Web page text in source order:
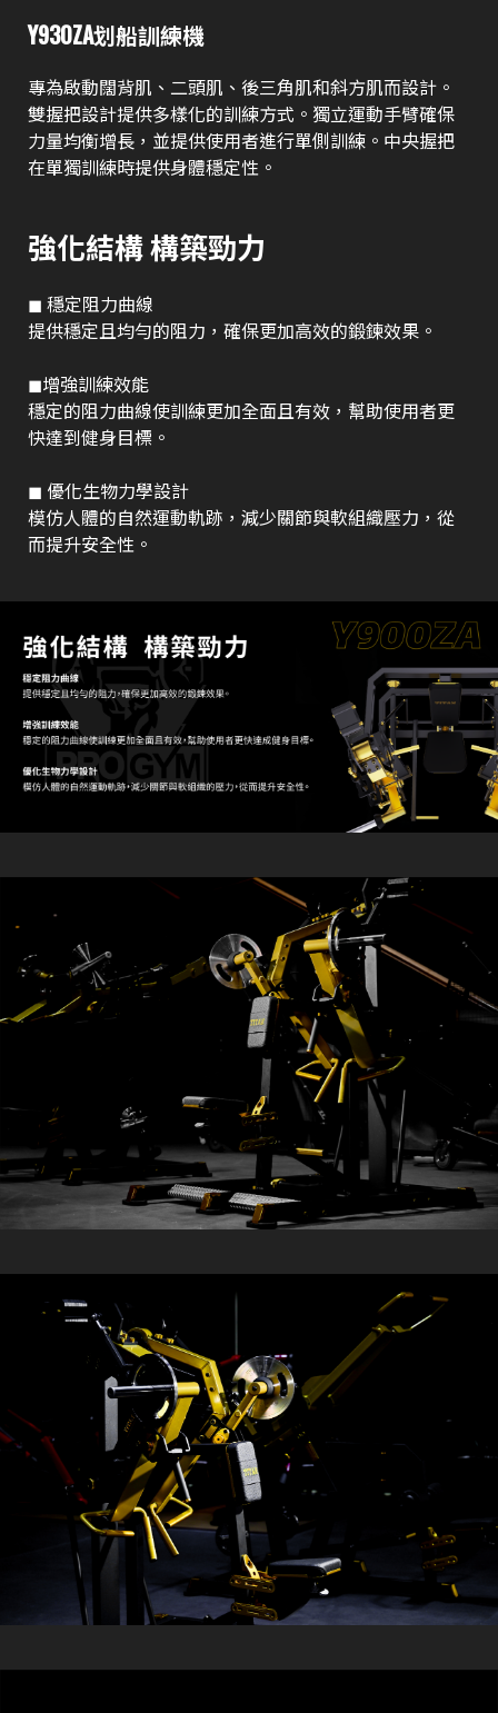
Y930ZA划船訓練機
專為啟動闊背肌、二頭肌、後三角肌和斜方肌而設計。
雙握把設計提供多樣化的訓練方式。獨立運動手臂確保
力量均衡增長，並提供使用者進行單側訓練。中央握把
在單獨訓練時提供身體穩定性。
強化結構 構築勁力
◼︎ 穩定阻力曲線
提供穩定且均勻的阻力，確保更加高效的鍛鍊效果。
◼︎增強訓練效能
穩定的阻力曲線使訓練更加全面且有效，幫助使用者更
快達到健身目標。
◼︎ 優化生物力學設計
模仿人體的自然運動軌跡，減少關節與軟組織壓力，從
而提升安全性。